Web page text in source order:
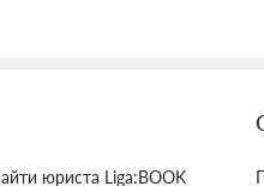
юриста Liga:BOOK